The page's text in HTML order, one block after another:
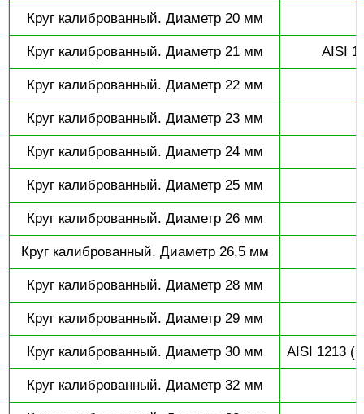
Круг калиброванный. Диаметр 20 мм
Круг калиброванный. Диаметр 21 мм AISI
Круг калиброванный. Диаметр 22 мм
Круг калиброванный. Диаметр 23 мм
Круг калиброванный. Диаметр 24 мм
Круг калиброванный. Диаметр 25 мм
Круг калиброванный. Диаметр 26 мм
Круг калиброванный. Диаметр 26,5 мм
Круг калиброванный. Диаметр 28 мм
Круг калиброванный. Диаметр 29 мм
Круг калиброванный. Диаметр 30 мм AISI 1213
Круг калиброванный. Диаметр 32 мм